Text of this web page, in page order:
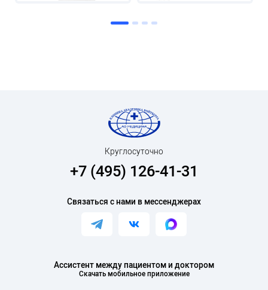
Ассистент между пациентом и доктором
Скачать мобильное приложение
Круглосуточно
+7 (495) 126-41-31
Связаться с нами в мессенджерах